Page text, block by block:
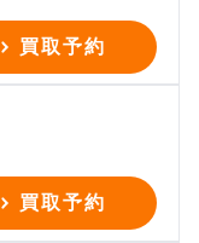
買取予約
買取予約